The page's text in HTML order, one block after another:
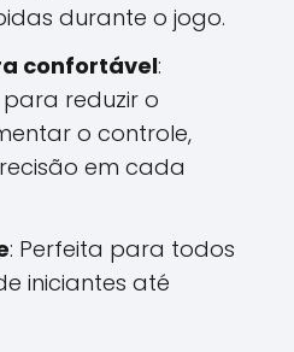
durante o jogo.
confortável:
reduzir o
o controle,
em cada
: Perfeita para todos
iniciantes até